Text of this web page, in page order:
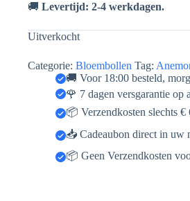
🚚 Levertijd: 2-4 werkdagen.
Uitverkocht
Categorie: Bloembollen Tag:
🚚 Voor 18:00 besteld,
🌹 7 dagen versgarantie op
📦 Verzendkosten slechts
📥 Cadeaubon direct in uw
📦 Geen Verzendkosten